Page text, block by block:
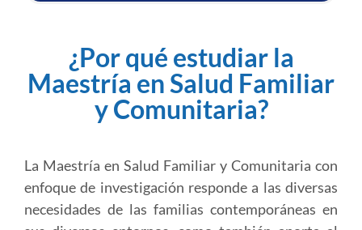
¿Por qué estudiar la
Maestría en Salud Familiar
y Comunitaria?
La Maestría en Salud Familiar y Comunitaria con
enfoque de investigación responde a las diversas
necesidades de las familias contemporáneas en